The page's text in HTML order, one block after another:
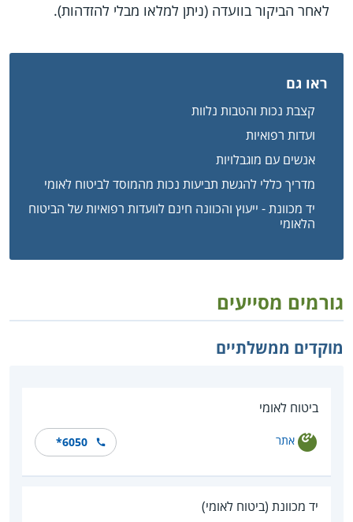
לאחר הביקור בוועדה (ניתן למלאו מבלי להזדהות).
ראו גם
קצבת נכות והטבות נלוות
ועדות רפואיות
אנשים עם מוגבלויות
מדריך כללי להגשת תביעות נכות מהמוסד לביטוח לאומי
יד מכוונת - ייעוץ והכוונה חינם לוועדות רפואיות של הביטוח
הלאומי
גורמים מסייעים
מוקדים ממשלתיים
ביטוח לאומי
אתר *6050
יד מכוונת (ביטוח לאומי)